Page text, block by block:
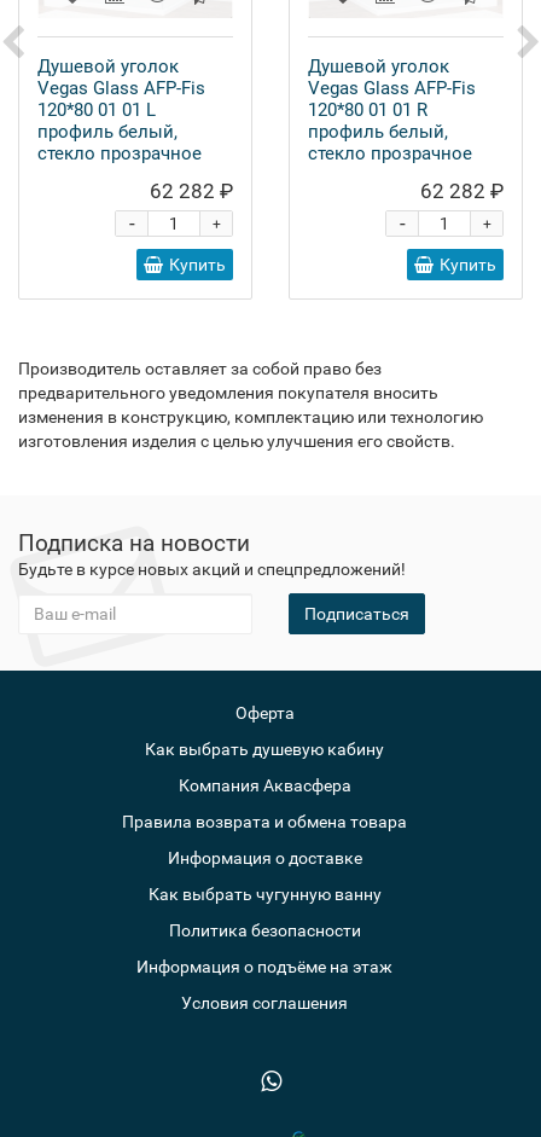
Душевой уголок
Vegas Glass AFP-Fis
120*80 01 01 L
профиль белый,
стекло прозрачное
62 282 ₽
+
-
Купить
Душевой уголок
Vegas Glass AFP-Fis
120*80 01 01 R
профиль белый,
стекло прозрачное
62 282 ₽
+
-
Купить
Производитель оставляет за собой право без
предварительного уведомления покупателя вносить
изменения в конструкцию, комплектацию или технологию
изготовления изделия с целью улучшения его свойств.
Подписка на новости
Будьте в курсе новых акций и спецпредложений!
Подписаться
Оферта
Как выбрать душевую кабину
Компания Аквасфера
Правила возврата и обмена товара
Информация о доставке
Как выбрать чугунную ванну
Политика безопасности
Информация о подъёме на этаж
Условия соглашения